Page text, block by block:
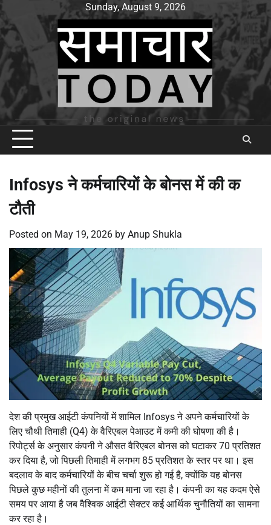
Skip
to
content
Sunday, August 9, 2026
Infosys ने कर्मचारियों के बोनस में की क
टौती
Posted on May 19, 2026 by Anup Shukla
देश की प्रमुख आईटी कंपनियों में शामिल Infosys ने अपने कर्मचारियों के
लिए चौथी तिमाही (Q4) के वैरिएबल पेआउट में कमी की घोषणा की है।
रिपोर्ट्स के अनुसार कंपनी ने औसत वैरिएबल बोनस को घटाकर 70 प्रतिशत
कर दिया है, जो पिछली तिमाही में लगभग 85 प्रतिशत के स्तर पर था। इस
बदलाव के बाद कर्मचारियों के बीच चर्चा शुरू हो गई है, क्योंकि यह बोनस
पिछले कुछ महीनों की तुलना में कम माना जा रहा है। कंपनी का यह कदम ऐसे
समय पर आया है जब वैश्विक आईटी सेक्टर कई आर्थिक चुनौतियों का सामना
कर रहा है।